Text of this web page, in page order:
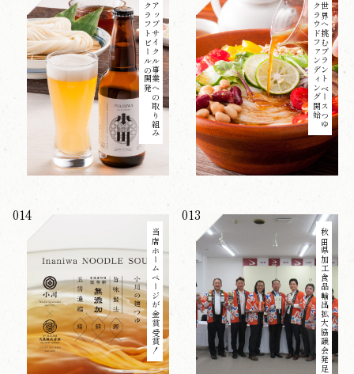
アップサイクル事業への取り組み
クラフトビールの開発 世界へ挑むプラントベースつゆ
クラウドファンディング開始
014
当店ホームページが金賞受賞！
013
秋田県加工食品輸出拡大協議会発足